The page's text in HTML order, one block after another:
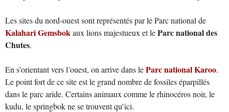
Les sites du nord-ouest sont représentés par le Parc national de
Kalahari Gemsbokaux lions majestueux et leParc national des
Chutes.
En s’orientant vers l’ouest, on arrive dans leParc national Karoo.
Le point fort de ce site est le grand nombre de fossiles éparpillés
dans le parc aride. Certains animaux comme le rhinocéros noir, le
kudu, le springbok ne se trouvent qu’ici.